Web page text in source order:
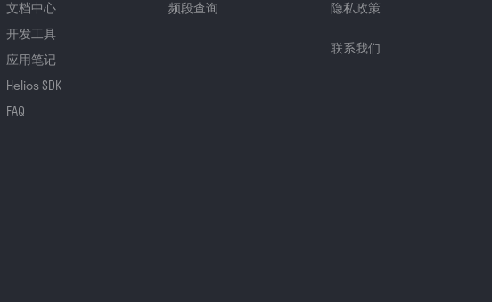
文档中心
开发工具
应用笔记
Helios SDK
FAQ
频段查询
隐私政策
联系我们